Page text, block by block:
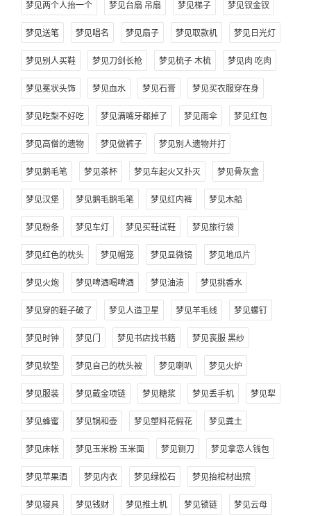
梦见两个人抬一个 梦见台扇 吊扇 梦见梯子 梦见钗金钗
梦见送笔 梦见唱名 梦见扇子 梦见取款机 梦见日光灯
梦见别人买鞋 梦见刀剑长枪 梦见梳子 木梳 梦见肉 吃肉
梦见冕状头饰 梦见血水 梦见石膏 梦见买衣服穿在身
梦见吃梨不好吃 梦见满嘴牙都掉了 梦见雨伞 梦见红包
梦见高僧的遗物 梦见做裤子 梦见别人遗物并打
梦见鹅毛笔 梦见茶杯 梦见车起火又扑灭 梦见骨灰盒
梦见汉堡 梦见鹅毛鹅毛笔 梦见红内裤 梦见木船
梦见粉条 梦见车灯 梦见买鞋试鞋 梦见旅行袋
梦见红色的枕头 梦见帽笼 梦见显微镜 梦见地瓜片
梦见火炮 梦见啤酒喝啤酒 梦见油渍 梦见挑香水
梦见穿的鞋子破了 梦见人造卫星 梦见羊毛线 梦见螺钉
梦见时钟 梦见门 梦见书店找书籍 梦见丧服 黑纱
梦见软垫 梦见自己的枕头被 梦见喇叭 梦见火炉
梦见服装 梦见戴金项链 梦见糖浆 梦见丢手机 梦见犁
梦见蜂蜜 梦见锅和壶 梦见塑料花假花 梦见粪土
梦见床帐 梦见玉米粉 玉米面 梦见铡刀 梦见拿恋人钱包
梦见苹果酒 梦见内衣 梦见绿松石 梦见抬棺材出殡
梦见寝具 梦见钱财 梦见推土机 梦见锁链 梦见云母